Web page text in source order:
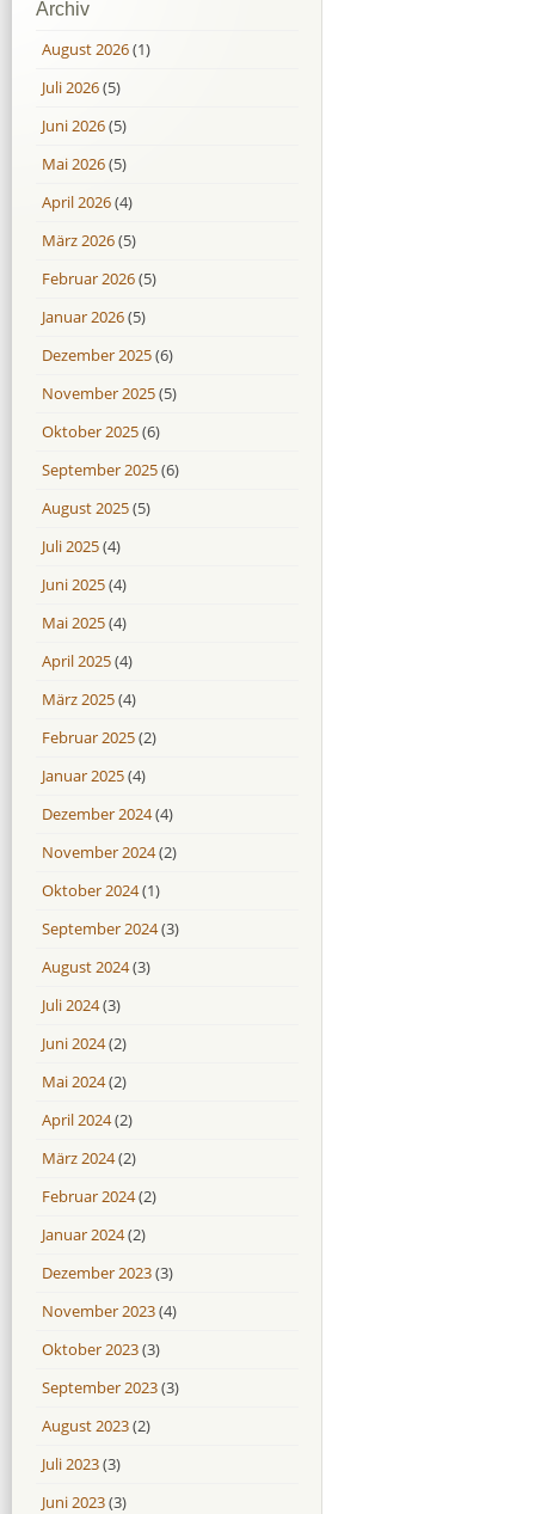
Archiv
August 2026(1)
Juli 2026(5)
Juni 2026(5)
Mai 2026(5)
April 2026(4)
März 2026(5)
Februar 2026(5)
Januar 2026(5)
Dezember 2025(6)
November 2025(5)
Oktober 2025(6)
September 2025(6)
August 2025(5)
Juli 2025(4)
Juni 2025(4)
Mai 2025(4)
April 2025(4)
März 2025(4)
Februar 2025(2)
Januar 2025(4)
Dezember 2024(4)
November 2024(2)
Oktober 2024(1)
September 2024(3)
August 2024(3)
Juli 2024(3)
Juni 2024(2)
Mai 2024(2)
April 2024(2)
März 2024(2)
Februar 2024(2)
Januar 2024(2)
Dezember 2023(3)
November 2023(4)
Oktober 2023(3)
September 2023(3)
August 2023(2)
Juli 2023(3)
Juni 2023(3)